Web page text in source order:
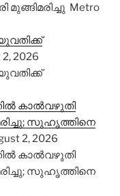
Metro
2026
കാൽവഴുതി
സുഹൃത്തിനെ
2, 2026
കാൽവഴുതി
സുഹൃത്തിനെ